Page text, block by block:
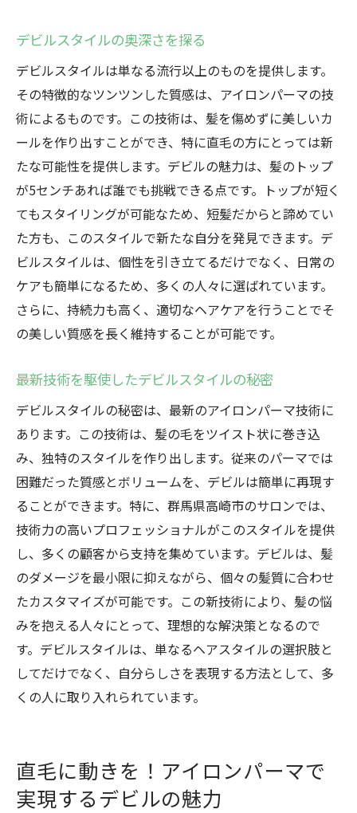
デビルスタイルの奥深さを探る
デビルスタイルは単なる流行以上のものを提供します。
その特徴的なツンツンした質感は、アイロンパーマの技
術によるものです。この技術は、髪を傷めずに美しいカ
ールを作り出すことができ、特に直毛の方にとっては新
たな可能性を提供します。デビルの魅力は、髪のトップ
が5センチあれば誰でも挑戦できる点です。トップが短く
てもスタイリングが可能なため、短髪だからと諦めてい
た方も、このスタイルで新たな自分を発見できます。デ
ビルスタイルは、個性を引き立てるだけでなく、日常の
ケアも簡単になるため、多くの人々に選ばれています。
さらに、持続力も高く、適切なヘアケアを行うことでそ
の美しい質感を長く維持することが可能です。
最新技術を駆使したデビルスタイルの秘密
デビルスタイルの秘密は、最新のアイロンパーマ技術に
あります。この技術は、髪の毛をツイスト状に巻き込
み、独特のスタイルを作り出します。従来のパーマでは
困難だった質感とボリュームを、デビルは簡単に再現す
ることができます。特に、群馬県高崎市のサロンでは、
技術力の高いプロフェッショナルがこのスタイルを提供
し、多くの顧客から支持を集めています。デビルは、髪
のダメージを最小限に抑えながら、個々の髪質に合わせ
たカスタマイズが可能です。この新技術により、髪の悩
みを抱える人々にとって、理想的な解決策となるので
す。デビルスタイルは、単なるヘアスタイルの選択肢と
してだけでなく、自分らしさを表現する方法として、多
くの人に取り入れられています。
直毛に動きを！アイロンパーマで
実現するデビルの魅力